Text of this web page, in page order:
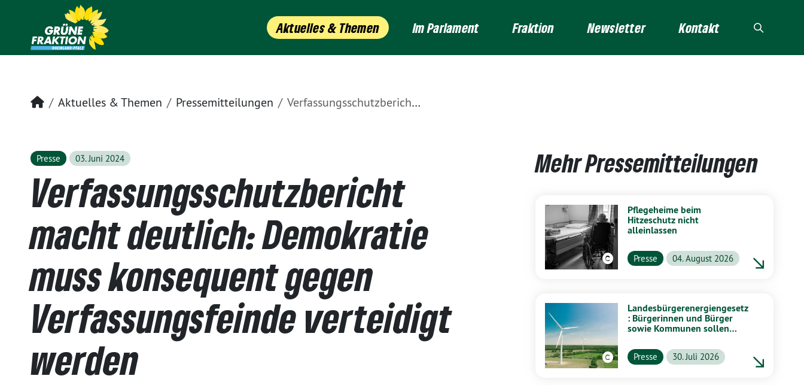
Aktuelles & Themen Im Parlament Fraktion Newsletter Kontakt
Startseite
Aktuelles & Themen Pressemitteilungen Verfassungsschutzbericht macht deutlich: Demokratie muss konsequent gegen Verfassungsfeinde verteidigt werden
Presse 03. Juni 2024
Verfassungsschutzbericht
macht deutlich: Demokratie
muss konsequent gegen
Verfassungsfeinde verteidigt
werden
Mehr Pressemitteilungen
Pflegeheime beim
Hitzeschutz nicht
alleinlassen
Presse 04. August 2026
Landesbürgerenergiengesetz
: Bürgerinnen und Bürger
sowie Kommunen sollen
profitieren
Presse 30. Juli 2026